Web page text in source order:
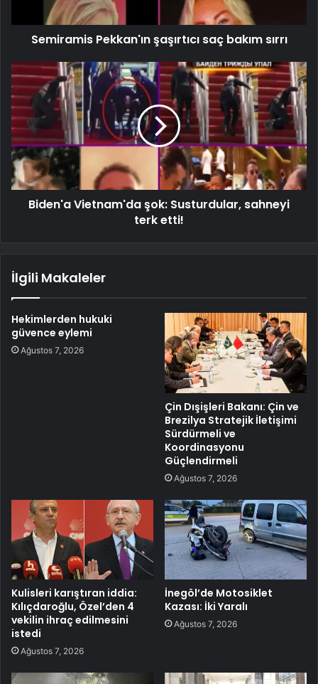
Semiramis Pekkan'ın şaşırtıcı saç bakım sırrı
Biden'a Vietnam'da şok: Susturdular, sahneyi
terk etti!
İlgili Makaleler
Hekimlerden hukuki
güvence eylemi
Ağustos 7, 2026
Çin Dışişleri Bakanı: Çin ve
Brezilya Stratejik İletişimi
Sürdürmeli ve
Koordinasyonu
Güçlendirmeli
Ağustos 7, 2026
Kulisleri karıştıran iddia:
Kılıçdaroğlu, Özel’den 4
vekilin ihraç edilmesini
istedi
Ağustos 7, 2026
İnegöl’de Motosiklet
Kazası: İki Yaralı
Ağustos 7, 2026